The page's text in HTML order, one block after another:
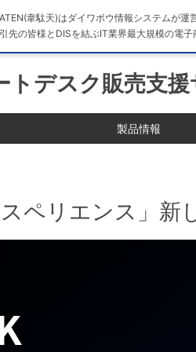
韋駄天)はダイワボウ情報システムが運
先の皆様とDISを結ぶIT業界最大規模の電子
トデスク販売支援
製品情報
スペリエンス」新